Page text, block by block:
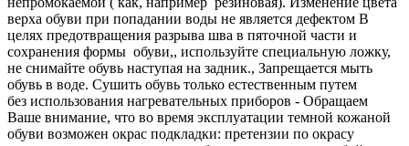
верха обуви при попадании воды не является дефектом В
целях предотвращения разрыва шва в пяточной части и
сохранения формы обуви,, используйте специальную ложку,
не снимайте обувь наступая на задник., Запрещается мыть
обувь в воде. Сушить обувь только естественным путем
без использования нагревательных приборов - Обращаем
Ваше внимание, что во время эксплуатации темной кожаной
обуви возможен окрас подкладки: претензии по окрасу